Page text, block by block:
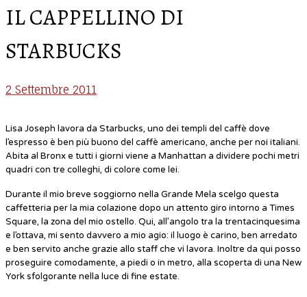
IL CAPPELLINO DI
STARBUCKS
2 Settembre 2011
Lisa Joseph lavora da Starbucks, uno dei templi del caffè dove
l’espresso è ben più buono del caffè americano, anche per noi italiani.
Abita al Bronx e tutti i giorni viene a Manhattan a dividere pochi metri
quadri con tre colleghi, di colore come lei.
Durante il mio breve soggiorno nella Grande Mela scelgo questa
caffetteria per la mia colazione dopo un attento giro intorno a Times
Square, la zona del mio ostello. Qui, all’angolo tra la trentacinquesima
e l’ottava, mi sento davvero a mio agio: il luogo è carino, ben arredato
e ben servito anche grazie allo staff che vi lavora. Inoltre da qui posso
proseguire comodamente, a piedi o in metro, alla scoperta di una New
York sfolgorante nella luce di fine estate.